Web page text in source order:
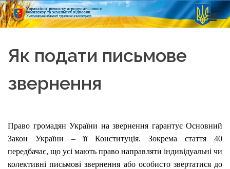
Як подати письмове
звернення
Право громадян України на звернення гарантує Основний
Закон України – її Конституція. Зокрема стаття 40
передбачає, що усі мають право направляти індивідуальні чи
колективні письмові звернення або особисто звертатися до